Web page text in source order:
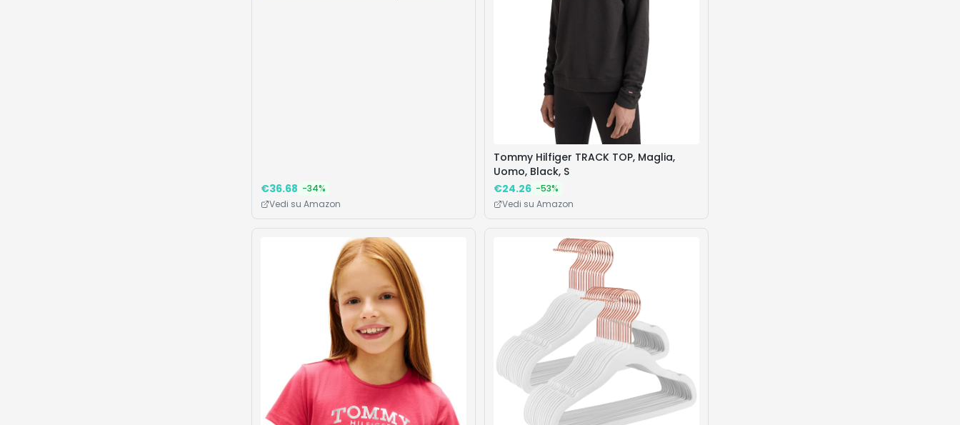
€36.68 -34%
Vedi su Amazon
Tommy Hilfiger TRACK TOP, Maglia,
Uomo, Black, S
€24.26 -53%
Vedi su Amazon